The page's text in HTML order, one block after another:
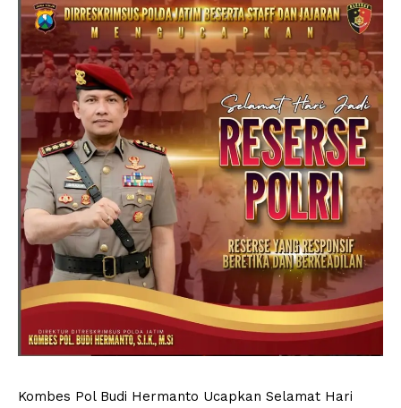
Kombes Pol Budi Hermanto Ucapkan Selamat Hari